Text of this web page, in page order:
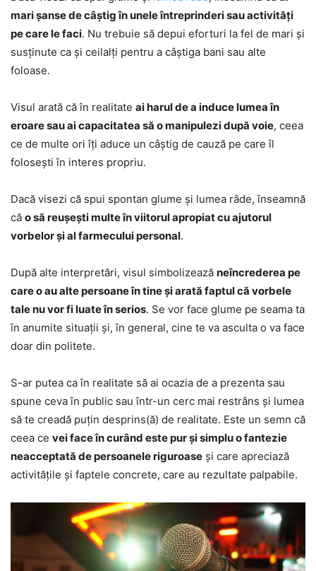
mari șanse de câștig în unele întreprinderi sau activități
pe care le faci. Nu trebuie să depui eforturi la fel de mari și
susținute ca și ceilalți pentru a câștiga bani sau alte
foloase.
Visul arată că în realitate ai harul de a induce lumea în
eroare sau ai capacitatea să o manipulezi după voie, ceea
ce de multe ori îți aduce un câștig de cauză pe care îl
folosești în interes propriu.
Dacă visezi că spui spontan glume și lumea râde, înseamnă
că o să reușești multe în viitorul apropiat cu ajutorul
vorbelor și al farmecului personal.
După alte interpretări, visul simbolizează neîncrederea pe
care o au alte persoane în tine și arată faptul că vorbele
tale nu vor fi luate în serios. Se vor face glume pe seama ta
în anumite situații și, în general, cine te va asculta o va face
doar din politete.
S-ar putea ca în realitate să ai ocazia de a prezenta sau
spune ceva în public sau într-un cerc mai restrâns și lumea
să te creadă puțin desprins(ă) de realitate. Este un semn că
ceea ce vei face în curând este pur și simplu o fantezie
neacceptată de persoanele riguroase și care apreciază
activitățile și faptele concrete, care au rezultate palpabile.